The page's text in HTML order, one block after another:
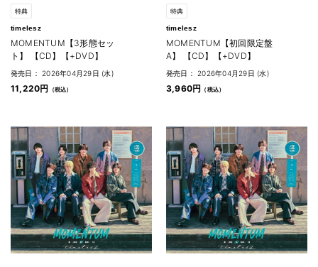
特典
timelesz
MOMENTUM【3形態セッ
ト】 【CD】【+DVD】
発売日： 2026年04月29日 (水)
11,220円
特典
timelesz
MOMENTUM【初回限定盤
A】 【CD】【+DVD】
発売日： 2026年04月29日 (水)
3,960円